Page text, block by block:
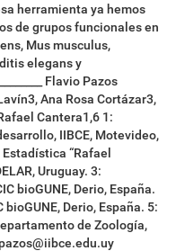
herramienta ya hemos
de grupos funcionales en
Mus musculus,
elegans y
Flavio Pazos
Ana Rosa Cortázar3,
Cantera1,6 1:
IIBCE, Motevideo,
“Rafael
Uruguay. 3:
bioGUNE, Derio, España.
Derio, España. 5:
de Zoología,